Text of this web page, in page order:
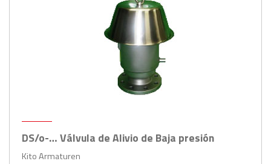
DS/o-… Válvula de Alivio de Baja presión
Kito Armaturen